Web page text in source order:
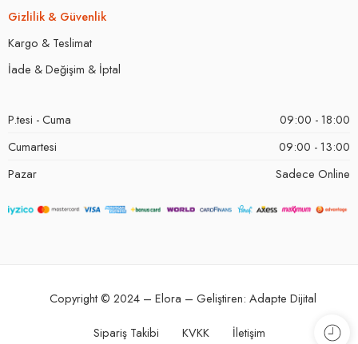
Gizlilik & Güvenlik
Kargo & Teslimat
İade & Değişim & İptal
P.tesi - Cuma
09:00 - 18:00
Cumartesi
09:00 - 13:00
Pazar
Sadece Online
Copyright © 2024 – Elora – Geliştiren: Adapte Dijital
Sipariş Takibi KVKK İletişim